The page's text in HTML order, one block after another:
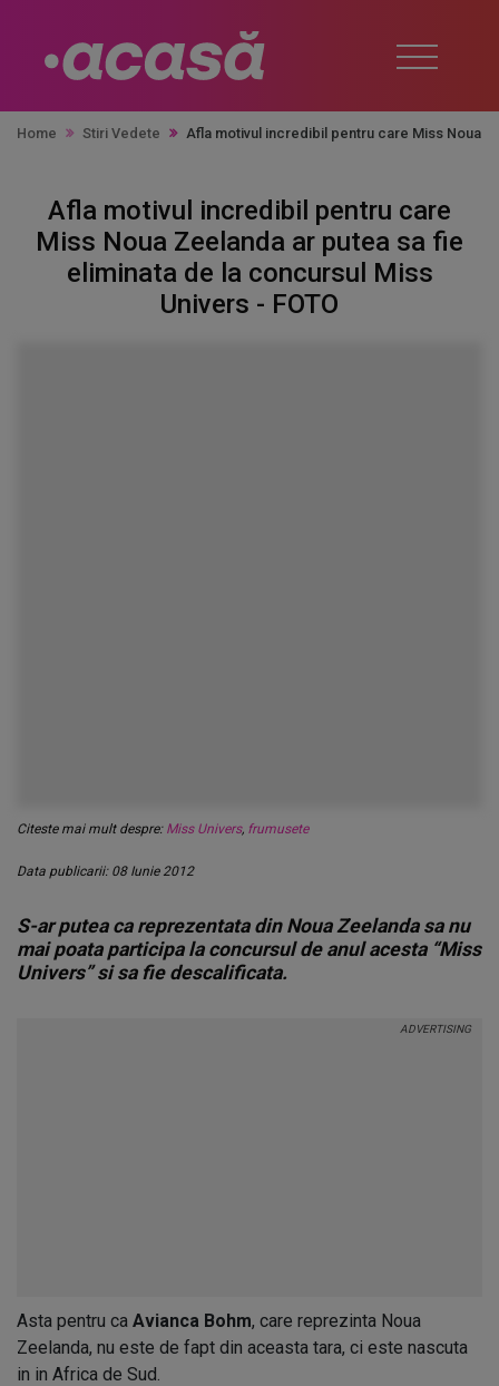
Home Stiri Vedete Afla motivul incredibil pentru care Miss Noua
Afla motivul incredibil pentru care
Miss Noua Zeelanda ar putea sa fie
eliminata de la concursul Miss
Univers - FOTO
Citeste mai mult despre: Miss Univers, frumusete
Data publicarii: 08 Iunie 2012
S-ar putea ca reprezentata din Noua Zeelanda sa nu
mai poata participa la concursul de anul acesta “Miss
Univers” si sa fie descalificata.
Asta pentru ca Avianca Bohm, care reprezinta Noua
Zeelanda, nu este de fapt din aceasta tara, ci este nascuta
in in Africa de Sud.